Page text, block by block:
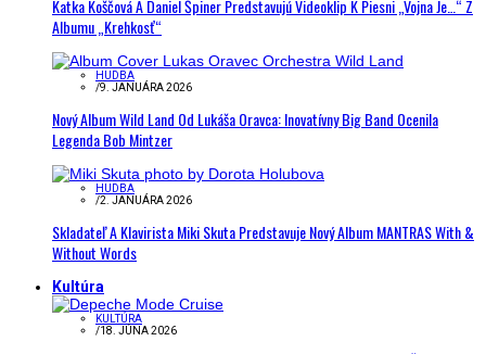
Katka Koščová A Daniel Špiner Predstavujú Videoklip K Piesni „Vojna Je…“ Z
Albumu „Krehkosť“
HUDBA
/9. JANUÁRA 2026
Nový Album Wild Land Od Lukáša Oravca: Inovatívny Big Band Ocenila
Legenda Bob Mintzer
HUDBA
/2. JANUÁRA 2026
Skladateľ A Klavirista Miki Skuta Predstavuje Nový Album MANTRAS With &
Without Words
Kultúra
KULTÚRA
/18. JÚNA 2026